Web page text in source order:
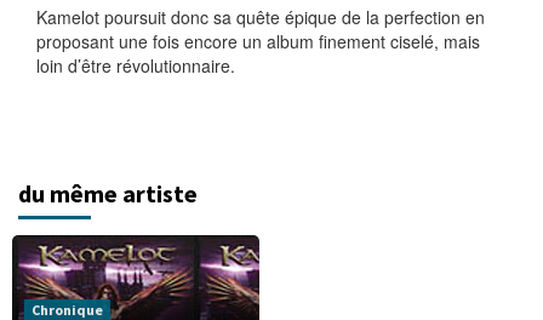
Kamelot poursuit donc sa quête épique de la perfection en
proposant une fois encore un album finement ciselé, mais
loin d’être révolutionnaire.
du même artiste
Chronique